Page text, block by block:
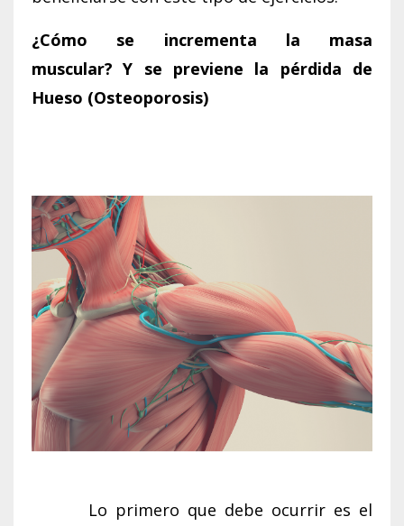
¿Cómo se incrementa la masa
muscular? Y se previene la pérdida de
Hueso (Osteoporosis)
Lo primero que debe ocurrir es el